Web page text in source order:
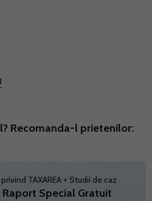
Recomanda-l prietenilor:
Special Gratuit